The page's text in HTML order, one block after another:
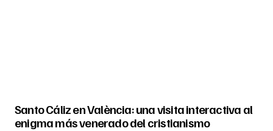
Santo Cáliz en València: una visita interactiva al
enigma más venerado del cristianismo